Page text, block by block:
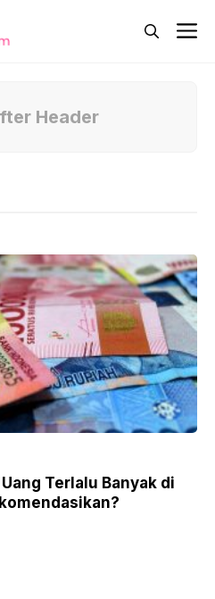
Header
Terlalu Banyak di